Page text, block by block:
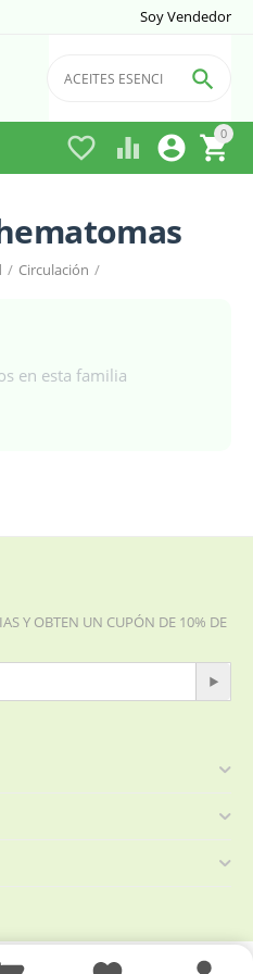
Soy Vendedor
0


 

/ Circulación /
en esta familia
Y OBTEN UN CUPÓN DE 10% DE